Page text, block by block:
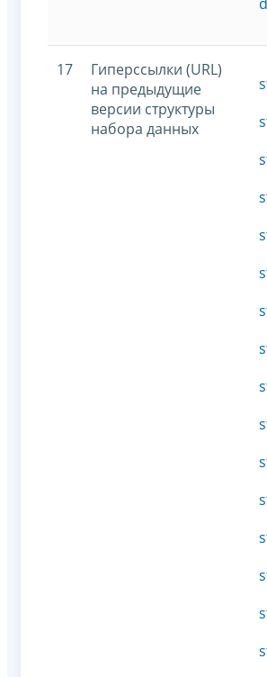
17
Гиперссылки (URL)
на предыдущие
версии структуры
набора данных